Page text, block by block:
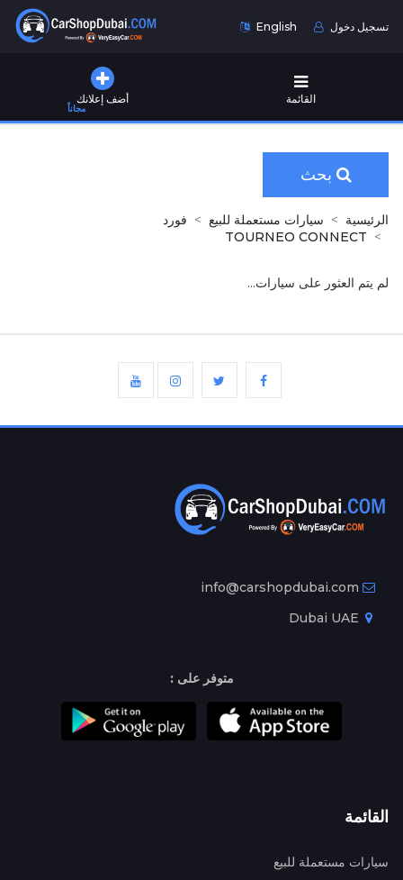
English تسجيل دخول
أضف إعلانك
مجاناً
القائمة
بحث
الرئيسية سيارات مستعملة للبيع
فورد
TOURNEO CONNECT
لم يتم العثور على سيارات...
info@carshopdubai.com
متوفر على :
القائمة
سيارات مستعملة للبيع